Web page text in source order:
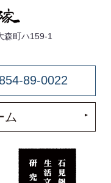
森町ハ159-1
89-0022
ム